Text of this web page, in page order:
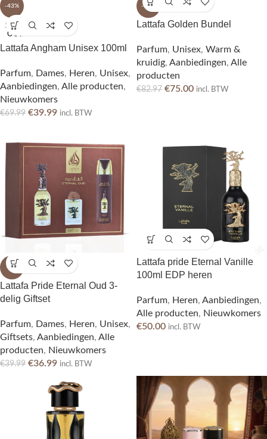
-43%
SOLD
OUT
Lattafa Angham Unisex 100ml
Parfum, Dames, Heren, Unisex,
Aanbiedingen, Alle producten,
Nieuwkomers
€69.99 €39.99 incl. BTW
-10%
Lattafa Golden Bundel
Parfum, Unisex, Warm &
kruidig, Aanbiedingen, Alle
producten
€82.97 €75.00 incl. BTW
-8%
Lattafa Pride Eternal Oud 3-
delig Giftset
Parfum, Dames, Heren, Unisex,
Giftsets, Aanbiedingen, Alle
producten, Nieuwkomers
€39.99 €36.99 incl. BTW
Lattafa pride Eternal Vanille
100ml EDP heren
Parfum, Heren, Aanbiedingen,
Alle producten, Nieuwkomers
€50.00 incl. BTW